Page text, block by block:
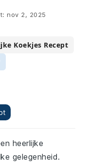
nov 2, 2025
Koekjes Recept
heerlijke
gelegenheid.